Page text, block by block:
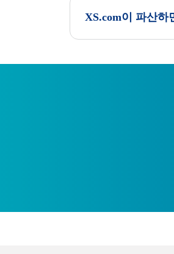
XS.com이 파산하